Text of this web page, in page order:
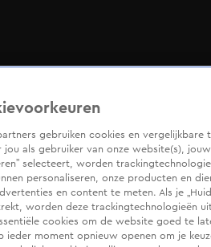
gebruiken cookies en vergelijkbare
jou als gebruiker van onze website(s),
selecteert, worden
personaliseren, onze producten en
en content te meten. Als je
worden deze trackingtechnologieën
cookies om de website goed te
ieder moment opnieuw openen om je